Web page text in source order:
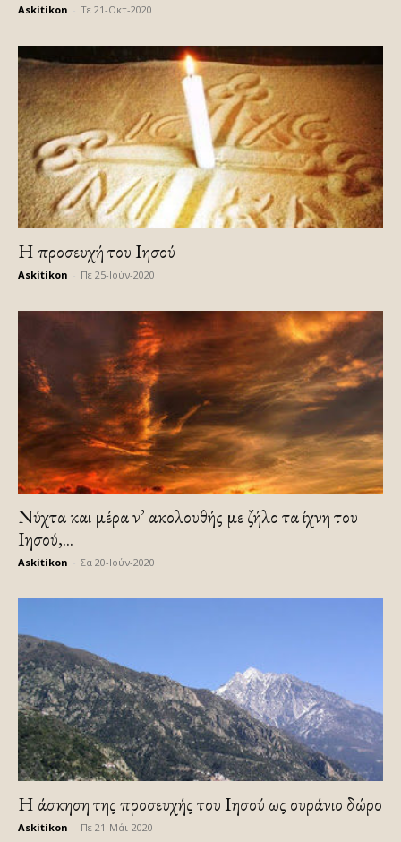
Askitikon Τε 21-Οκτ-2020
Η προσευχή του Ιησού
Askitikon Πε 25-Ιούν-2020
Νύχτα και μέρα ν’ ακολουθής με ζήλο τα ίχνη του
Ιησού,...
Askitikon Σα 20-Ιούν-2020
Η άσκηση της προσευχής του Ιησού ως ουράνιο δώρο
Askitikon Πε 21-Μάι-2020